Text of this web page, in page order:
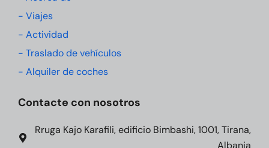
- Viajes
- Actividad
- Traslado de vehículos
- Alquiler de coches
Contacte con nosotros
Rruga Kajo Karafili, edificio Bimbashi, 1001, Tirana,
Albania